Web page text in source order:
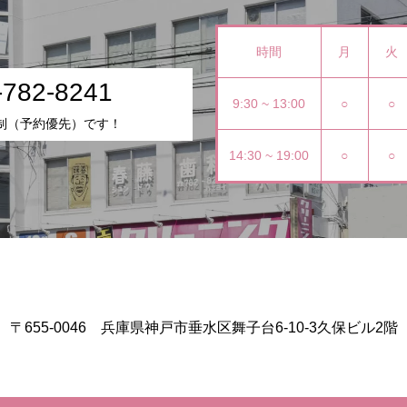
8241
（予約優先）です！
時間 月 火
9:30 ~ 13:00 ○ ○
14:30 ~ 19:00 ○ ○
〒655-0046 兵庫県神戸市垂水区舞子台6-10-3久保ビル2階